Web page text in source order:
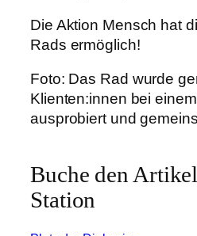
Die Aktion Mensch hat
Rads ermöglich!
Foto: Das Rad wurde
Klienten:innen bei
ausprobiert und
Buche den
Station